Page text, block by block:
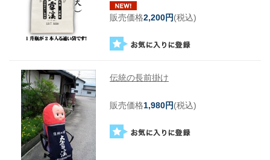
販売価格2,200円(税込)
伝統の長前掛け
販売価格1,980円(税込)